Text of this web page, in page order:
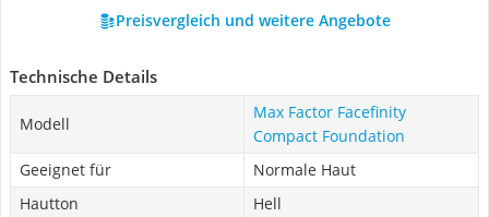
Preisvergleich und weitere Angebote
Technische Details
Modell
Max Factor Facefinity
Compact Foundation
Geeignet für
Normale Haut
Hautton
Hell